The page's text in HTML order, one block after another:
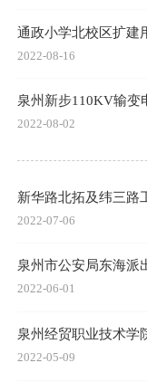
通政小学北校区扩建
2022-08-16
泉州新步110KV输变
2022-08-02
新华路北拓及纬三路
2022-07-06
泉州市公安局东海派
2022-06-01
泉州经贸职业技术学
2022-05-09